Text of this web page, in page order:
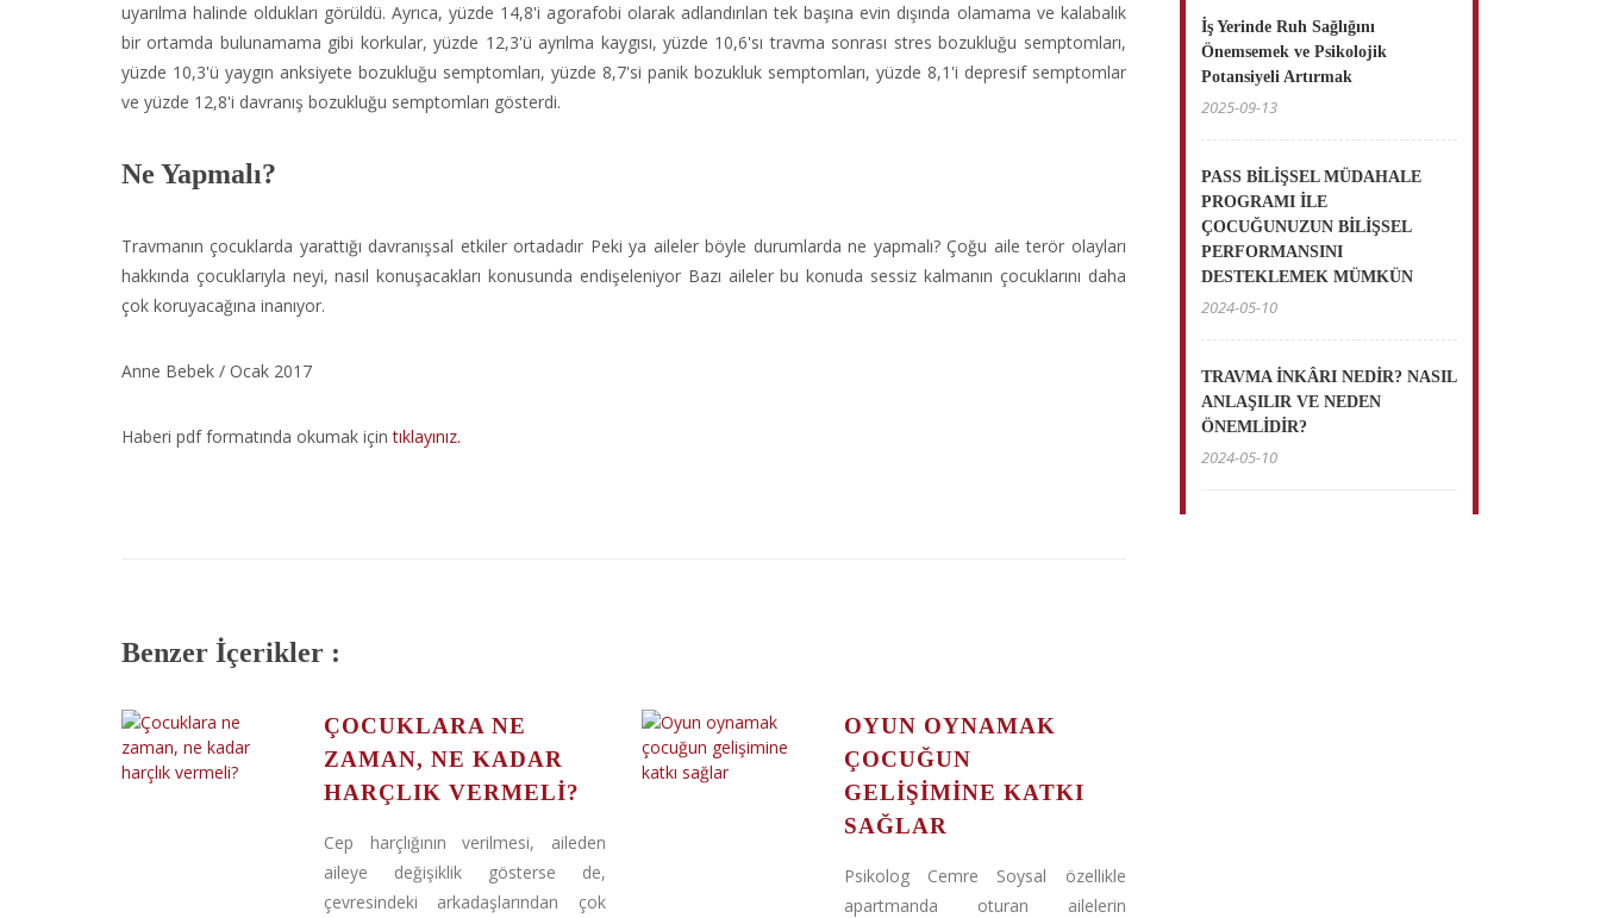
uyarılma halinde oldukları görüldü. Ayrıca, yüzde 14,8'i agorafobi olarak adlandırılan tek başına evin dışında olamama ve kalabalık
bir ortamda bulunamama gibi korkular, yüzde 12,3'ü ayrılma kaygısı, yüzde 10,6'sı travma sonrası stres bozukluğu semptomları,
yüzde 10,3'ü yaygın anksiyete bozukluğu semptomları, yüzde 8,7'si panik bozukluk semptomları, yüzde 8,1'i depresif semptomlar
ve yüzde 12,8'i davranış bozukluğu semptomları gösterdi.
Ne Yapmalı?
Travmanın çocuklarda yarattığı davranışsal etkiler ortadadır Peki ya aileler böyle durumlarda ne yapmalı? Çoğu aile terör olayları
hakkında çocuklarıyla neyi, nasıl konuşacakları konusunda endişeleniyor Bazı aileler bu konuda sessiz kalmanın çocuklarını daha
çok koruyacağına inanıyor.
Anne Bebek / Ocak 2017
Haberi pdf formatında okumak içintıklayınız.
Benzer İçerikler :
ÇOCUKLARA NE
ZAMAN, NE KADAR
HARÇLIK VERMELI?
Cep harçlığının verilmesi, aileden
aileye değişiklik gösterse de,
çevresindeki arkadaşlarından çok
OYUN OYNAMAK
ÇOCUĞUN
GELIŞIMINE KATKI
SAĞLAR
Psikolog Cemre Soysal özellikle
apartmanda oturan ailelerin
İş Yerinde Ruh Sağlığını
Önemsemek ve Psikolojik
Potansiyeli Artırmak
2025-09-13
PASS BİLİŞSEL MÜDAHALE
PROGRAMI İLE
ÇOCUĞUNUZUN BİLİŞSEL
PERFORMANSINI
DESTEKLEMEK MÜMKÜN
2024-05-10
TRAVMA İNKÂRI NEDİR? NASIL
ANLAŞILIR VE NEDEN
ÖNEMLİDİR?
2024-05-10